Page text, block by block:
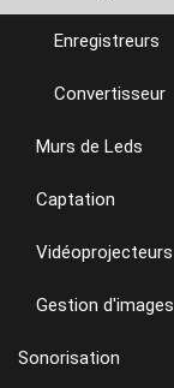
Enregistreurs
Convertisseur
Murs de Leds
Captation
Vidéoprojecteurs
Gestion d'images
Sonorisation